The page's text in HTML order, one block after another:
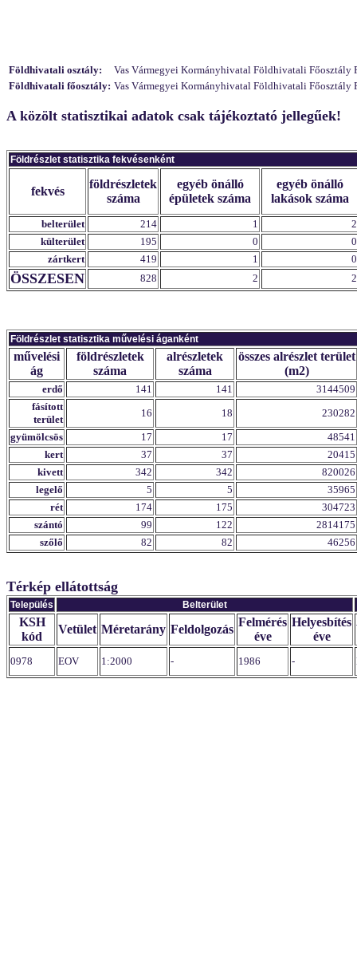
Földhivatali osztály:
Vas Vármegyei Kormányhivatal Földhivatali Főosztály
Földhivatali főosztály: Vas Vármegyei Kormányhivatal Földhivatali
A közölt statisztikai adatok csak tájékoztató jellegűek!
Földrészlet statisztika fekvésenként
fekvés
földrészletek
száma
egyéb önálló
épületek száma
egyéb önálló
lakások száma
belterület 214 1
2
külterület
195 0
0
zártkert
419 1 0
ÖSSZESEN 828 2 2
Földrészlet statisztika művelési áganként
művelési
ág
földrészletek
száma
alrészletek
száma
összes alrészlet terület
(m2)
erdő 141 141
3144509
fásított
terület
16 18
230282
gyümölcsös
17 17
48541
kert
37 37
20415
kivett
342 342
820026
legelő
5 5
35965
rét
174 175
304723
szántó
99 122
2814175
szőlő
82 82 46256
Térkép ellátottság
Település Belterület
KSH
kód
Vetület Méretarány Feldolgozás
Felmérés
éve
Helyesbítés
éve
0978 EOV 1:2000 - 1986 -